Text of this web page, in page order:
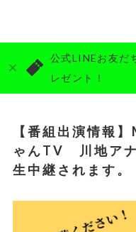
公式LINEお友だ
レゼント！
【番組出演情報
ゃんTV 川地アナ
生中継されます。